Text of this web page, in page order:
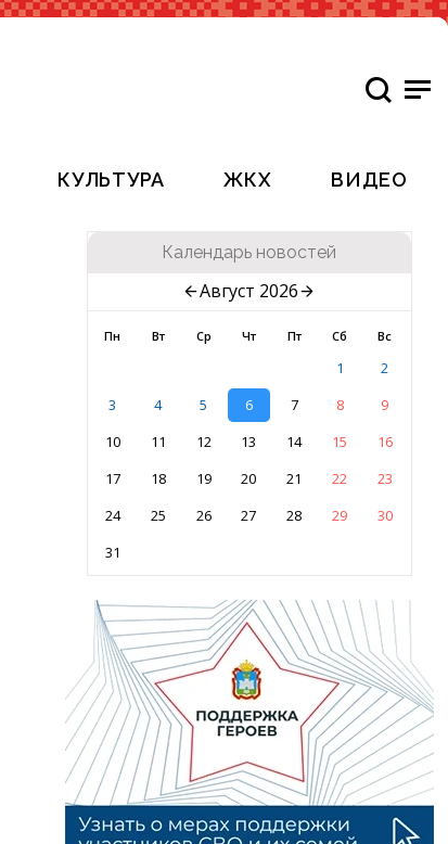
КУЛЬТУРА ЖКХ ВИДЕО
Календарь новостей
Август 2026
Пн Вт Ср Чт Пт Сб Вс
1
2
3
4 5 6 7 8
9
10
11 12 13 14 15
16
17
18 19 20 21 22
23
24
25 26 27 28 29
30
31